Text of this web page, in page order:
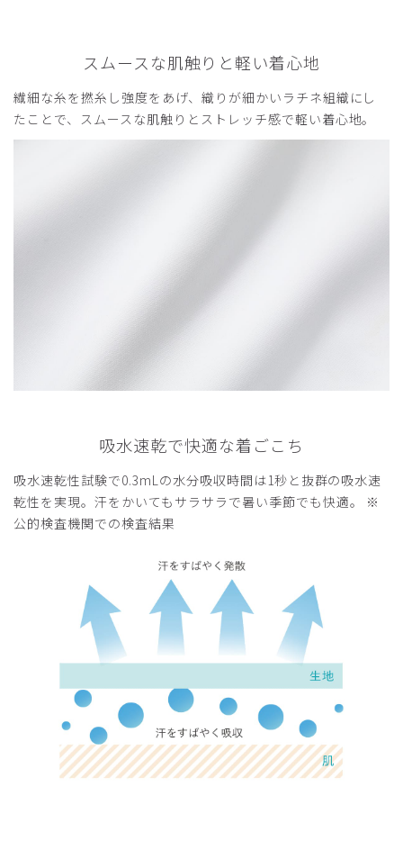
スムースな肌触りと軽い着心地
繊細な糸を撚糸し強度をあげ、織りが細かいラチネ組織にし
たことで、スムースな肌触りとストレッチ感で軽い着心地。
吸水速乾で快適な着ごこち
吸水速乾性試験で0.3mLの水分吸収時間は1秒と抜群の吸水速
乾性を実現。汗をかいてもサラサラで暑い季節でも快適。 ※
公的検査機関での検査結果